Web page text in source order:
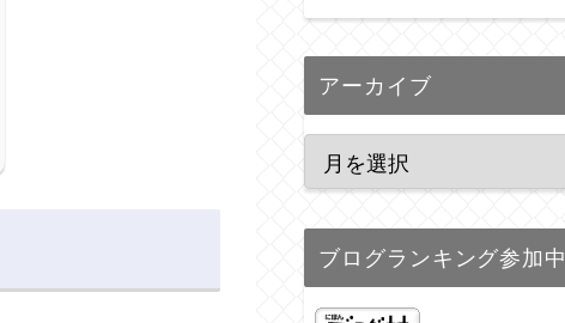
アーカイブ
ブログランキング参加中